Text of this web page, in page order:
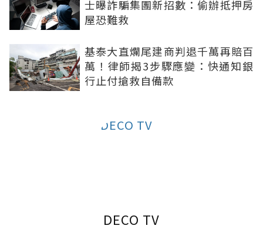
士曝詐騙集團新招數：偷辦抵押房
屋恐難救
基泰大直爛尾建商判退千萬再賠百
萬！律師揭3步驟應變：快通知銀
行止付搶救自備款
DECO TV